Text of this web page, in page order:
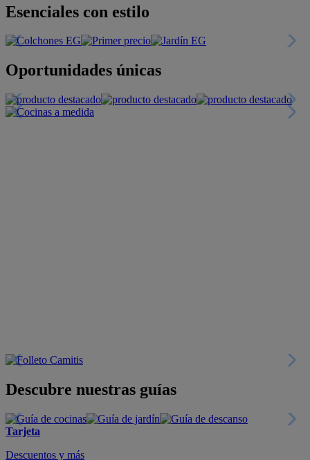
Esenciales con estilo
Oportunidades únicas
Descubre nuestras guías
Tarjeta
Descuentos y más